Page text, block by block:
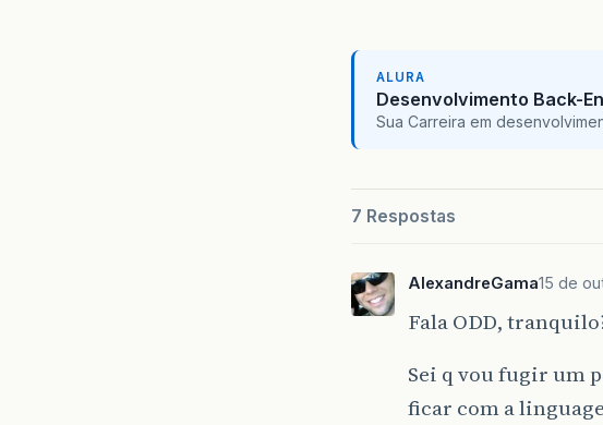
ALURA
Desenvolvimento Back-
Sua Carreira em
7 Respostas
AlexandreGama15 de
Fala ODD,
Sei q vou fugir um
ficar com a